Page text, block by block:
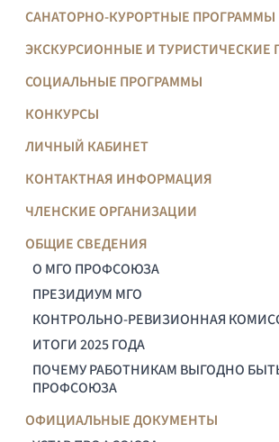
САНАТОРНО-КУРОРТНЫЕ ПРОГРАММЫ
ЭКСКУРСИОННЫЕ И ТУРИСТИЧЕСКИЕ
СОЦИАЛЬНЫЕ ПРОГРАММЫ
КОНКУРСЫ
ЛИЧНЫЙ КАБИНЕТ
КОНТАКТНАЯ ИНФОРМАЦИЯ
ЧЛЕНСКИЕ ОРГАНИЗАЦИИ
ОБЩИЕ СВЕДЕНИЯ
О МГО ПРОФСОЮЗА
ПРЕЗИДИУМ МГО
КОНТРОЛЬНО-РЕВИЗИОННАЯ
ИТОГИ 2025 ГОДА
ПОЧЕМУ РАБОТНИКАМ ВЫГОДНО
ПРОФСОЮЗА
ОФИЦИАЛЬНЫЕ ДОКУМЕНТЫ